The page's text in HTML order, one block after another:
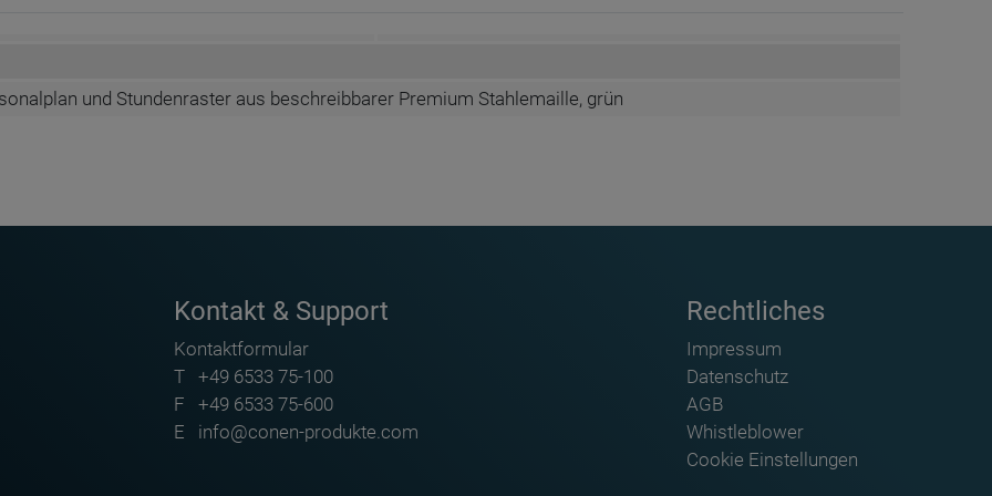
und Stundenraster aus beschreibbarer Premium Stahlemaille, grün
Satz Magnete - Kippmagnete für Lehrpersonen
10x15 - CMP M 15
Satz Magnete - Kippmagnete mit Symbol für
Kontakt & Support
Kontaktformular
T+49 6533 75-100
F+49 6533 75-600
E info@conen-produkte.com
Rechtliches
Impressum
Datenschutz
AGB
Whistleblower
Cookie Einstellungen